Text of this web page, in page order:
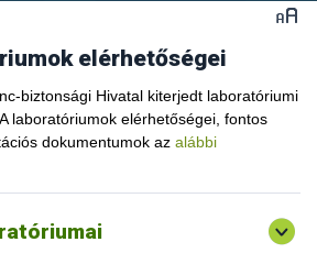
elérhetőségei
biztonsági Hivatal kiterjedt laboratóriumi
laboratóriumok elérhetőségei, fontos
dokumentumok az alábbi